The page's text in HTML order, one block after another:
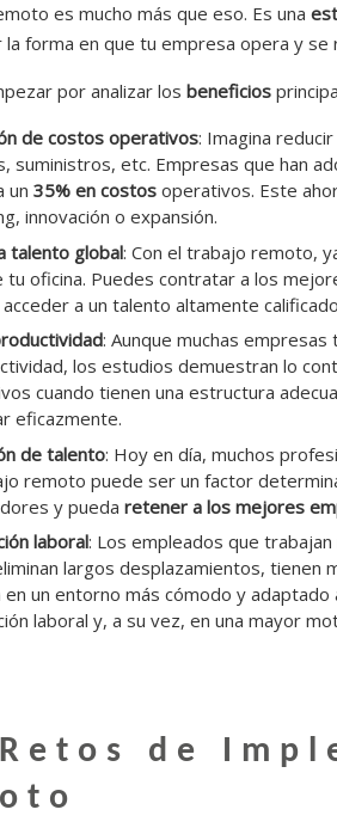
es mucho más que eso. Es una
forma en que tu empresa opera y se
por analizar los beneficios
de costos operativos: Imagina
suministros, etc. Empresas que han
un 35% en costos operativos. Este
innovación o expansión.
talento global: Con el trabajo remoto,
tu oficina. Puedes contratar a los
a un talento altamente
: Aunque muchas
los estudios demuestran lo
cuando tienen una estructura
eficazmente.
de talento: Hoy en día, muchos
remoto puede ser un factor
y pueda retener a los mejores
laboral: Los empleados que
largos desplazamientos, tienen
un entorno más cómodo y
laboral y, a su vez, en una mayor
de